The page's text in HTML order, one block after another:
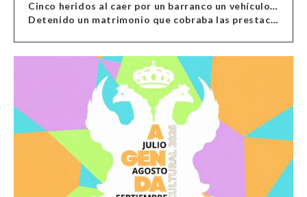
Cinco heridos al caer por un barranco un vehículo en Alcolea
Detenido un matrimonio que cobraba las prestaciones de ilegales en Almería, Granada, Málaga, Huelva y Murcia